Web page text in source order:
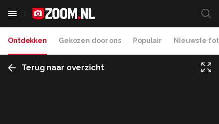
Ontdekken Gekozen door ons Populair Nieuwste
Terug naar overzicht